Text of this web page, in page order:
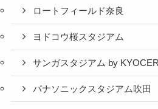
ロートフィールド奈良
ヨドコウ桜スタジアム
サンガスタジアム by
パナソニックスタジアム吹田